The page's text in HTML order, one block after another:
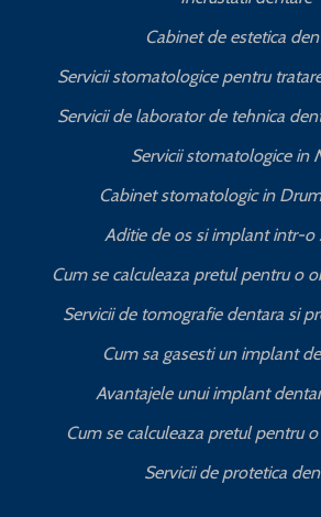
Cabinet de estetica
Servicii stomatologice pentru
Servicii de laborator de tehnica
Servicii stomatologice in
Cabinet stomatologic in
Aditie de os si implant intr-o
Cum se calculeaza pretul pentru o
Servicii de tomografie dentara si
Cum sa gasesti un implant
Avantajele unui implant
Cum se calculeaza pretul pentru
Servicii de protetica